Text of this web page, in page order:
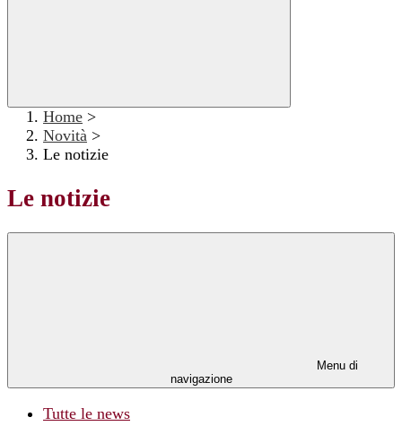
Home >
Novità >
Le notizie
Le notizie
Menu di
navigazione
Tutte le news